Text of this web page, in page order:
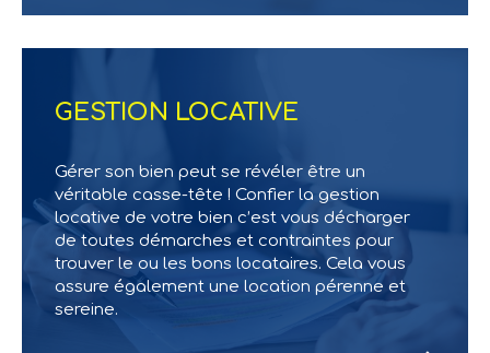
GESTION LOCATIVE
Gérer son bien peut se révéler être un
véritable casse-tête ! Confier la gestion
locative de votre bien c’est vous décharger
de toutes démarches et contraintes pour
trouver le ou les bons locataires. Cela vous
assure également une location pérenne et
sereine.